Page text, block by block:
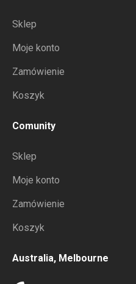
Sklep
Moje konto
Zamówienie
Koszyk
Comunity
Sklep
Moje konto
Zamówienie
Koszyk
Australia, Melbourne